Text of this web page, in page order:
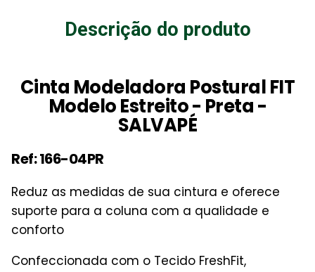
Descrição do produto
Cinta Modeladora Postural FIT
Modelo Estreito - Preta -
SALVAPÉ
Ref: 166-04PR
Reduz as medidas de sua cintura e oferece
suporte para a coluna com a qualidade e
conforto
Confeccionada com o Tecido FreshFit,